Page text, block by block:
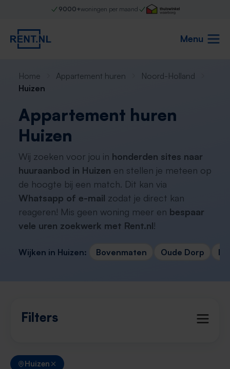
9000+woningen per maand
Menu
Home Appartement huren
Noord-Holland
Huizen
Appartement huren
Huizen
Wij zoeken voor jou in honderden sites naar
huuraanbod in Huizen en stellen je meteen op
de hoogte bij een match. Dit kan via
Whatsapp of e-mail zodat je direct kan
reageren! Mis geen woning meer en bespaar
vele uren zoekwerk met Rent.nl!
Wijken in Huizen: Bovenmaten Oude Dorp
Filters
Huizen